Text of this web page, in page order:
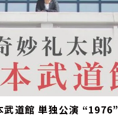
武道館 単独公演 “1976”